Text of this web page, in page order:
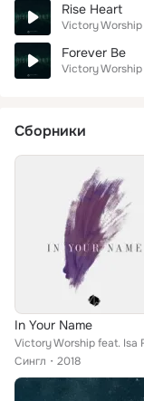
Rise Heart
Victory Worship
Forever Be
Victory Worship
Сборники
In Your Name
Сингл
2018